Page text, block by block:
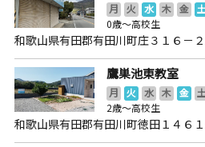
月 火 水 木 金 土
0歳～高校生
和歌山県有田郡有田川町庄３１６－２
鷹巣池東教室
月 火 水 木 金 土
2歳～高校生
和歌山県有田郡有田川町徳田１４６